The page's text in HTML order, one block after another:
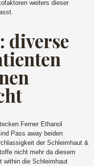
weiters dieser
diverse
Ferner Ethanol
Pass away beiden
der Schleimhaut &
nicht mehr da diesem
within die Schleimhaut